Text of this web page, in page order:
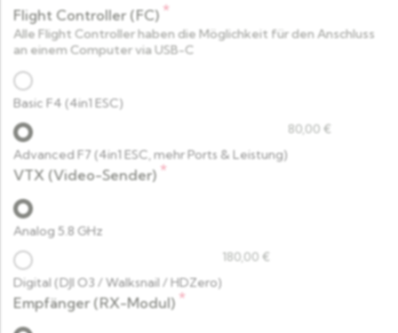
Flight Controller (FC) *
Alle Flight Controller haben die Möglichkeit für den Anschluss
an einem Computer via USB-C
Basic F4 (4in1 ESC)
Advanced F7 (4in1 ESC, mehr Ports & Leistung)
80,00 €
VTX (Video-Sender) *
Analog 5.8 GHz
Digital (DJI O3 / Walksnail / HDZero)
180,00 €
Empfänger (RX-Modul) *